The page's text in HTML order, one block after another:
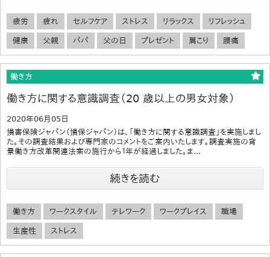
疲労 疲れ セルフケア ストレス リラックス リフレッシュ
健康 父親 パパ 父の日 プレゼント 肩こり 腰痛
働き方
働き方に関する意識調査（20 歳以上の男女対象）
2020年06月05日
損害保険ジャパン（損保ジャパン）は、「働き方に関する意識調査」を実施しまし
た。その調査結果および専門家のコメントをご案内いたします。調査実施の背
景働き方改革関連法案の施行から１年が経過しました。ま...
続きを読む
働き方 ワークスタイル テレワーク ワークプレイス 職場
生産性 ストレス